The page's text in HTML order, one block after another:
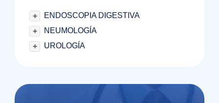
+
ENDOSCOPIA DIGESTIVA
+
NEUMOLOGÍA
+
UROLOGÍA